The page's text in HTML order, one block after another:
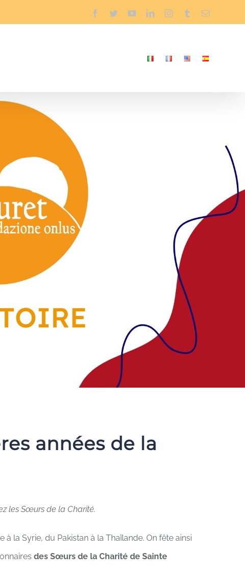
Facebook
TwitterYouTubeLinkedInInstagram
TumblrEmail
années de la
les Sœurs de la Charité.
la Syrie, du Pakistan à la Thaïlande. On fête ainsi
des Sœurs de la Charité de Sainte